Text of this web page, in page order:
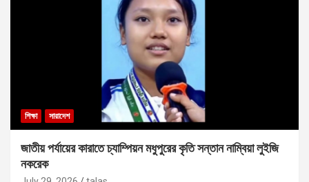
শিক্ষা সারাদেশ
জাতীয় পর্যায়ের কারাতে চ্যাম্পিয়ন মধুপুরের কৃতি সন্তান নাম্বিয়া লুইজি
নকরেক